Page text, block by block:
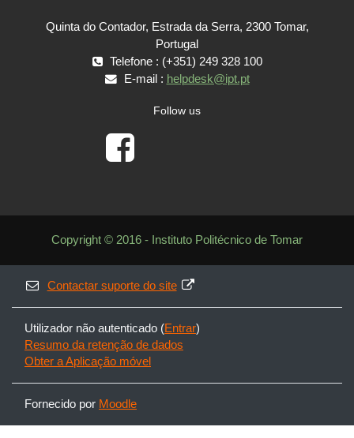
Quinta do Contador, Estrada da Serra, 2300 Tomar,
Portugal
Telefone : (+351) 249 328 100
E-mail : helpdesk@ipt.pt
Follow us
Copyright © 2016 - Instituto Politécnico de Tomar
Contactar suporte do site
Utilizador não autenticado (Entrar)
Resumo da retenção de dados
Obter a Aplicação móvel
Fornecido por Moodle